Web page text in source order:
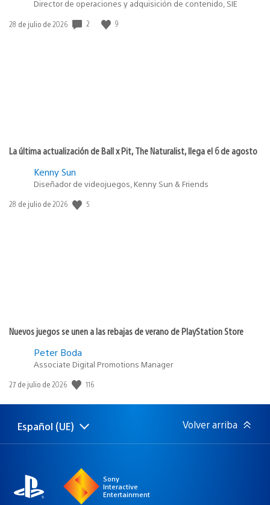
Director de operaciones y adquisición de contenido, SIE
Fecha
28 de julio de 2026 2 9
La última actualización de Ball x Pit, The Naturalist, llega el 6 de agosto
Kenny Sun
Diseñador de videojuegos, Kenny Sun & Friends
Fecha
28 de julio de 2026 5
Nuevos juegos se unen a las rebajas de verano de PlayStation Store
Peter Boda
Associate Digital Promotions Manager
Fecha
publicación:
27 de julio de 2026 116
Selecciona
Región
Español (UE) Volver arriba
Sony
Interactive
Entertainment